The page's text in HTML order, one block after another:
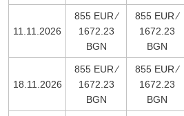
11.11.2026
855 EUR ∕
1672.23
BGN
855 EUR ∕
1672.23
BGN
18.11.2026
855 EUR ∕
1672.23
BGN
855 EUR ∕
1672.23
BGN